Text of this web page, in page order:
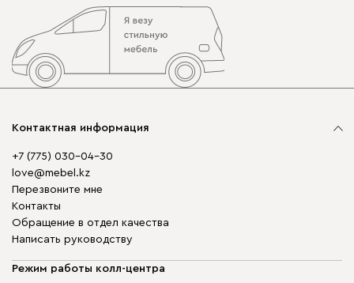
Контактная информация
+7 (775) 030-04-30
love@mebel.kz
Перезвоните мне
Контакты
Обращение в отдел качества
Написать руководству
Режим работы колл-центра